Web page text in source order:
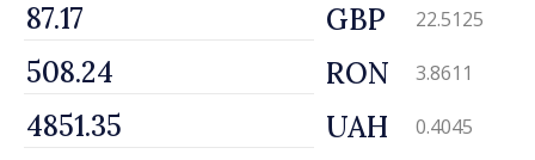
GBP 22.5125
RON 3.8611
UAH 0.4045